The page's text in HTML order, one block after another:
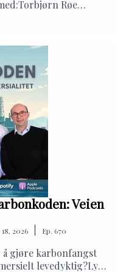
Røe
E24Bendik Mondal,
Hedvig Østrem,
episoden får du
på alt fra
idrettsprestasjoner
via havvind og
til teknologikritisk
Veien
2026 Ep. 670
gjøre karbonfangst
levedyktig?Lytt